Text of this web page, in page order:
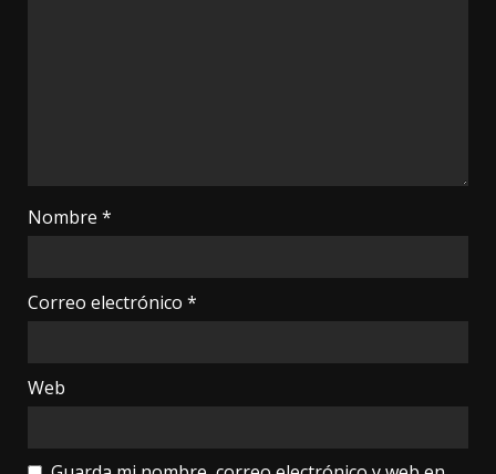
Nombre *
Correo electrónico *
Web